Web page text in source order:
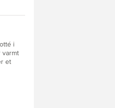
i
varmt
et